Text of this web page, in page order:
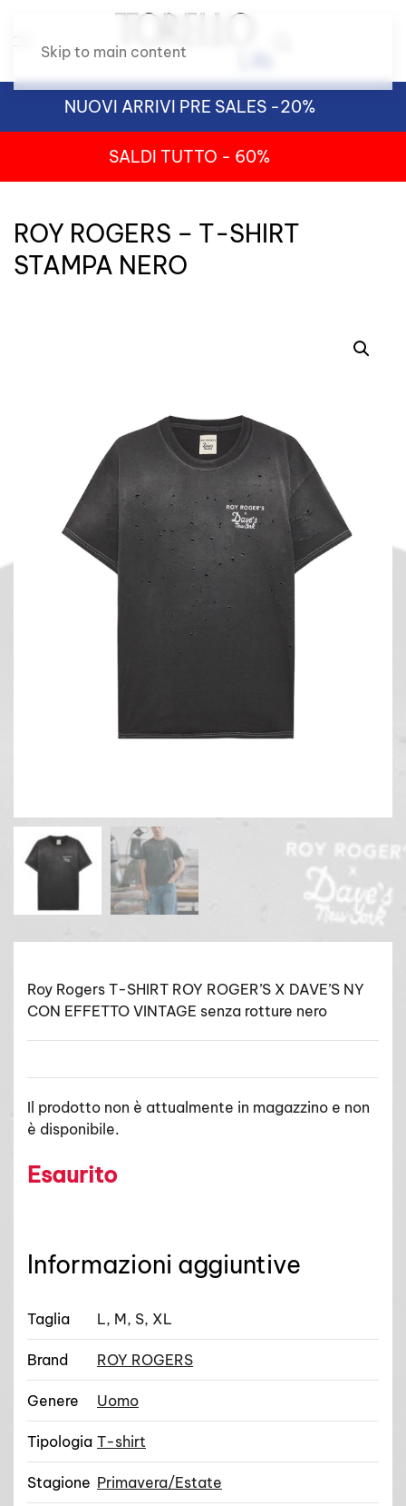
Skip to main content
NUOVI ARRIVI PRE SALES -20%
SALDI TUTTO - 60%
ROY ROGERS – T-SHIRT
STAMPA NERO
Roy Rogers T-SHIRT ROY ROGER’S X DAVE’S NY
CON EFFETTO VINTAGE senza rotture nero
Il prodotto non è attualmente in magazzino e non
è disponibile.
Esaurito
Informazioni aggiuntive
Taglia L, M, S, XL
Brand ROY ROGERS
Genere Uomo
Tipologia T-shirt
Stagione Primavera/Estate